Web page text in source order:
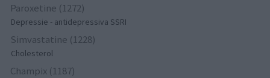
Paroxetine (1272)
Depressie - antidepressiva SSRI
Simvastatine (1228)
Cholesterol
Champix (1187)